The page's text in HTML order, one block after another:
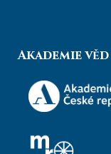
Akademie věd